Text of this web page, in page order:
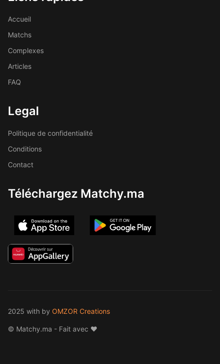
Accueil
Matchs
Complexes
Articles
FAQ
Legal
Politique de confidentialité
Conditions
Contact
Téléchargez Matchy.ma
2025 with by OMZOR Creations
© Matchy.ma - Fait avec ❤️